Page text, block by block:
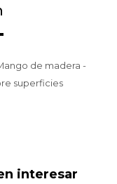
de madera -
superficies
interesar